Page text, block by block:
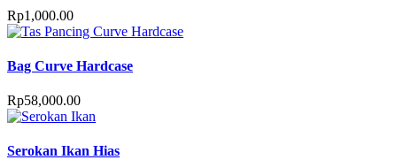
Rp1,000.00
Bag Curve Hardcase
Rp58,000.00
Serokan Ikan Hias